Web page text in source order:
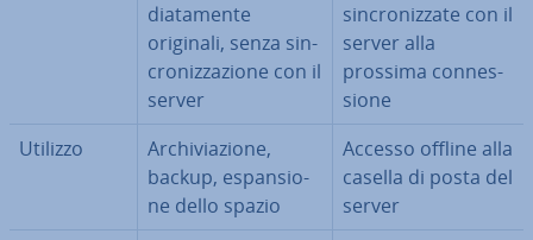
dia­ta­men­te
originali, senza sin­
cro­niz­za­zio­ne con il
server
sin­cro­niz­za­te con il
server alla
prossima con­nes­
sio­ne
Utilizzo
Ar­chi­via­zio­ne,
backup, espan­sio­
ne dello spazio
Accesso offline alla
casella di posta del
server